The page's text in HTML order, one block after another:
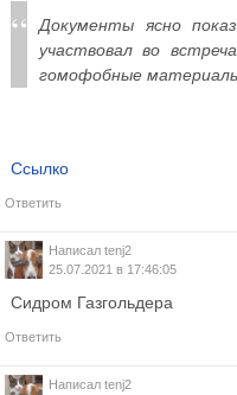
Документы ясно
участвовал во
гомофобные
Ссылко
Ответить
Написал tenj2
25.07.2021 в 17:46:05
Сидром Газгольдера
Ответить
Написал tenj2